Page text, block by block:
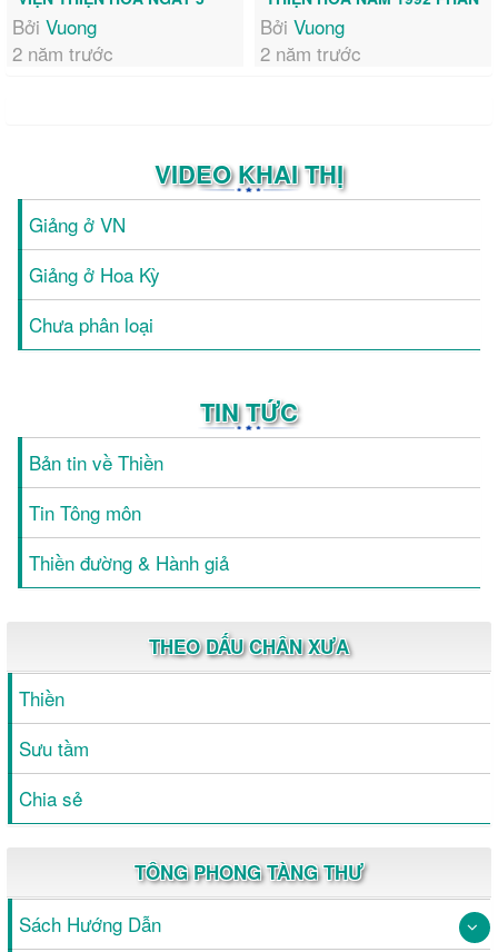
THÁNG 3 NĂM 1993 PHẦN
ĐẦU
Bởi Vuong
2 năm trước
CUỐI
Bởi Vuong
2 năm trước
VIDEO KHAI THỊ
Giảng ở VN
Giảng ở Hoa Kỳ
Chưa phân loại
TIN TỨC
Bản tin về Thiền
Tin Tông môn
Thiền đường & Hành giả
THEO DẤU CHÂN XƯA
Thiền
Sưu tầm
Chia sẻ
TÔNG PHONG TÀNG THƯ
Sách Hướng Dẫn